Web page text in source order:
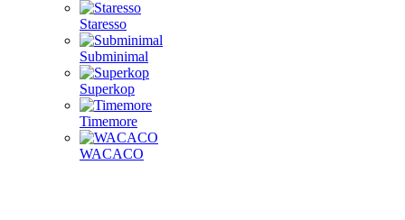
Staresso
Subminimal
Superkop
Timemore
WACACO